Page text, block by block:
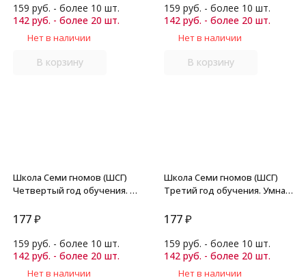
159 руб. - более 10 шт.
142 руб. - более 20 шт.
Нет в наличии
В корзину
159 руб. - более 10 шт.
142 руб. - более 20 шт.
Нет в наличии
В корзину
Школа Семи гномов (ШСГ)
Четвертый год обучения. Я
177₽
159 руб. - более 10 шт.
142 руб. - более 20 шт.
Нет в наличии
Школа Семи гномов (ШСГ)
Третий год обучения. Умная
177₽
159 руб. - более 10 шт.
142 руб. - более 20 шт.
Нет в наличии